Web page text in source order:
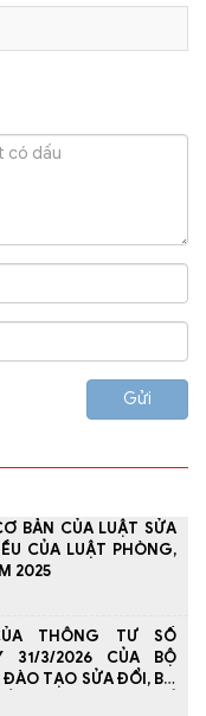
Gửi
BẢN CỦA LUẬT SỬA
CỦA LUẬT PHÒNG,
2025
THÔNG TƯ SỐ
31/3/2026 CỦA BỘ
TẠO SỬA ĐỔI, BỔ
THÔNG TƯ SỐ